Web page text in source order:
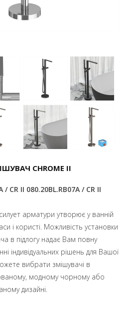
CHROME II
/ CR II 080.20BL.RB07A / CR II
арматури утворює у ванній
і користі. Можливість установки
в підлогу надає Вам повну
індивідуальних рішень для Вашої
вибрати змішувачі в
модному чорному або
дизайні.